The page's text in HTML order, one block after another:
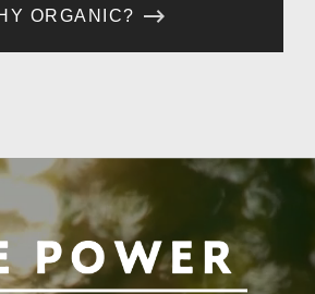
ORGANIC?